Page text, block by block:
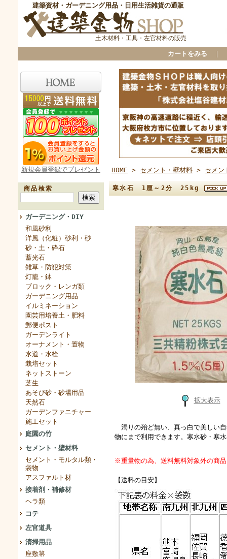
建築資材・ガーデニング用品・日用生活雑貨の通販
土木材料・工具・左官材料の販売
カートをみる ｜
新規会員登録でプレゼント
商品検索
ガーデニング・DIY
和風砂利
洋風（化粧）砂利・砂
砂・土・砕石
蓄光石
雑草・防犯対策
灯籠・鉢
ブロック・レンガ類
ガーデニング用品
イルミネーション
園芸用培養土・肥料
郵便ポスト
ガーデンライト
オーナメント・置物
水道・水栓
栽培セット
ネットストーン
芝生
あそび砂・砂場用品
天然石
ガーデンファニチャー
施工セット
庭園の竹
セメント・壁材料
セメント・モルタル類・
袋物
アスファルト材
接着剤・補修材
ヘラ類
コテ
左官道具
清掃用品
座敷箒
HOME > セメント・壁材料 > セメン
寒水石 1厘～2分 25kg
拡大表示
濁りの殆ど無い、真っ白で美しい
物にまで利用できます。寒水砂・寒
※重量物の為、送料無料対象外の商
【送料の目安】